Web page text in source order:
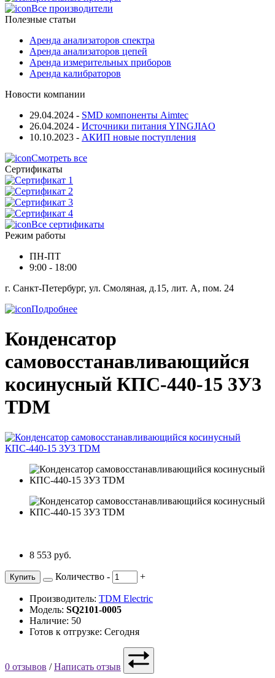
Все производители
Полезные статьи
Аренда анализаторов спектра
Аренда анализаторов цепей
Аренда измерительных приборов
Аренда калибраторов
Новости компании
29.04.2024 - SMD компоненты Aimtec
26.04.2024 - Источники питания YINGJIAO
10.10.2023 - АКИП новые поступления
Смотреть все
Сертификаты
Все сертификаты
Режим работы
ПН-ПТ
9:00 - 18:00
г. Санкт-Петербург, ул. Смоляная, д.15, лит. А, пом. 24
Подробнее
Конденсатор
самовосстанавливающийся
косинусный КПС-440-15 3У3
TDM
8 553 руб.
Купить Количество - +
Производитель: TDM Electric
Модель: SQ2101-0005
Наличие: 50
Готов к отгрузке: Сегодня
0 отзывов /Написать отзыв